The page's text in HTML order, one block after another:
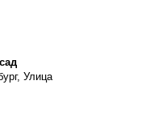
Улица